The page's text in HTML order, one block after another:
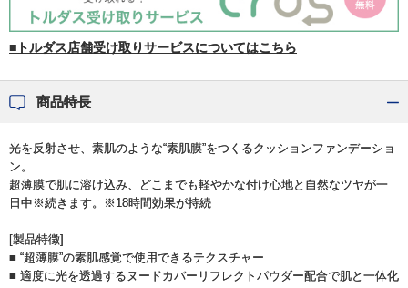
■トルダス店舗受け取りサービスについてはこちら
商品特長
光を反射させ、素肌のような“素肌膜”をつくるクッションファンデーショ
ン。
超薄膜で肌に溶け込み、どこまでも軽やかな付け心地と自然なツヤが一
日中※続きます。※18時間効果が持続
[製品特徴]
■ “超薄膜”の素肌感覚で使用できるテクスチャー
■ 適度に光を透過するヌードカバーリフレクトパウダー配合で肌と一体化